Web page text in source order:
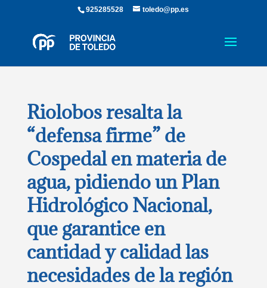
925285528 toledo@pp.es
Riolobos resalta la
“defensa firme” de
Cospedal en materia de
agua, pidiendo un Plan
Hidrológico Nacional,
que garantice en
cantidad y calidad las
necesidades de la región